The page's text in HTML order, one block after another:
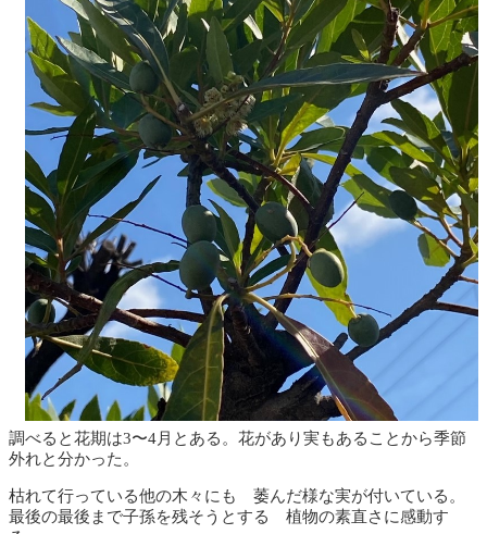
調べると花期は3〜4月とある。花があり実もあることから季節
外れと分かった。
枯れて行っている他の木々にも 萎んだ様な実が付いている。
最後の最後まで子孫を残そうとする 植物の素直さに感動す